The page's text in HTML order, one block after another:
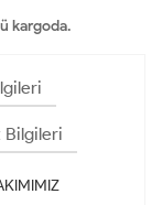
kargoda.
Bilgileri